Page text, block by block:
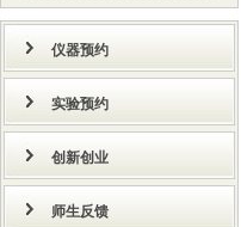
仪器预约
实验预约
创新创业
师生反馈